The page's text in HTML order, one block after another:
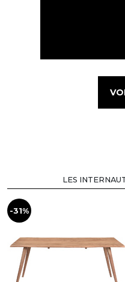
LES
-31%